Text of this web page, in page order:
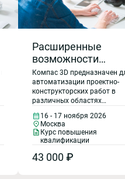
Расширенные
возможности
КОМПАС-3D для
решения задач
проектирования в
2026 году
Компас 3D предназначен
автоматизации проектно-
конструкторских работ в
различных областях
как машиностроение,
приборостроение,
строительство и везде, где
выпускать чертежную
16 - 17 ноября 2026
Москва
Курс повышения
квалификации
43 000 ₽